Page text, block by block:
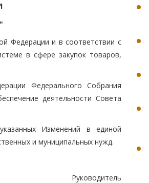
Федерации и в соответствии с
в сфере закупок товаров,
Федерального Собрания
деятельности Совета
Изменений в единой
и муниципальных нужд.
Руководитель